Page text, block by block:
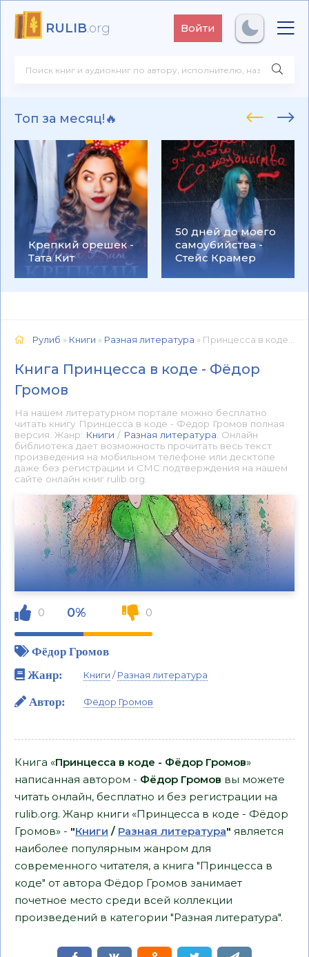
RULIB.org Войти
Топ за месяц!🔥
Крепкий орешек -
Тата Кит
50 дней до моего
самоубийства -
Стейс Крамер
Рулиб » Книги » Разная литература » Принцесса в коде - Фёдор Громов 📕 - Книга онлайн бесплатно
Книга Принцесса в коде - Фёдор
Громов
На нашем литературном портале можно бесплатно
читать книгу Принцесса в коде - Фёдор Громов полная
версия. Жанр: Книги / Разная литература . Онлайн
библиотека дает возможность прочитать весь текст
произведения на мобильном телефоне или десктопе
даже без регистрации и СМС подтверждения на нашем
сайте онлайн книг rulib.org.
0 0% 0
Фёдор Громов
Жанр:
Книги /Разная литература
Автор: Фёдор Громов
Книга «Принцесса в коде - Фёдор Громов»
написанная автором - Фёдор Громов вы можете
читать онлайн, бесплатно и без регистрации на
rulib.org. Жанр книги «Принцесса в коде - Фёдор
Громов» - "Книги / Разная литература" является
наиболее популярным жанром для
современного читателя, а книга "Принцесса в
коде" от автора Фёдор Громов занимает
почетное место среди всей коллекции
произведений в категории "Разная литература".